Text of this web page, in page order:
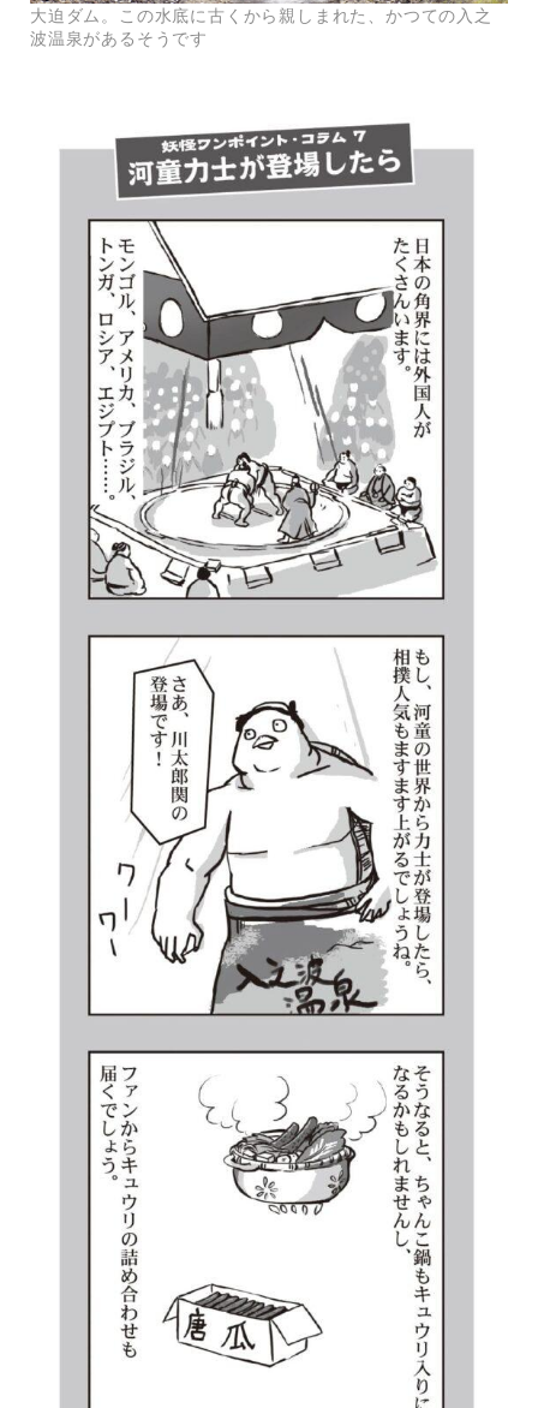
大迫ダム。この水底に古くから親しまれた、かつての入之
波温泉があるそうです